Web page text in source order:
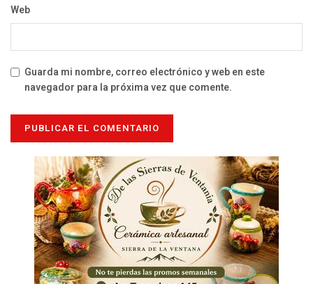
Web
Guarda mi nombre, correo electrónico y web en este
navegador para la próxima vez que comente.